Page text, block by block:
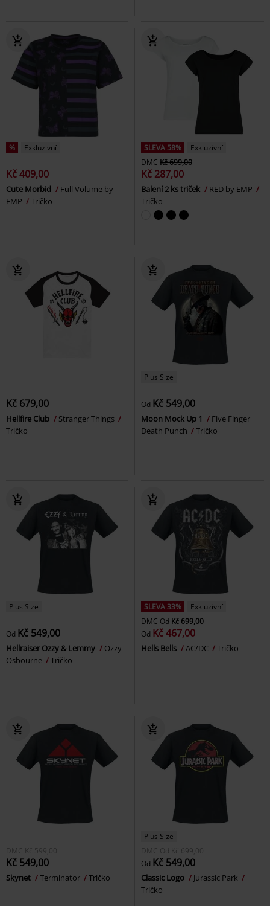
% Exkluzivní
Kč 409,00
Cute Morbid
Full Volume by
EMP
Tričko
SLEVA 58%
Exkluzivní
DMC Kč 699,00
Kč 287,00
Balení 2 ks triček
RED by EMP
Tričko
Kč 679,00
Hellfire Club
Stranger Things
Tričko
Plus Size
Od Kč 549,00
Moon Mock Up 1
Five Finger
Death Punch
Tričko
Plus Size
Od Kč 549,00
Hellraiser Ozzy & Lemmy
Ozzy
Osbourne
Tričko
SLEVA 33%
Exkluzivní
DMC Od Kč 699,00
Od Kč 467,00
Hells Bells AC/DC Tričko
DMC Kč 599,00
Kč 549,00
Skynet Terminator Tričko
Plus Size
DMC Od Kč 699,00
Od Kč 549,00
Classic Logo
Jurassic Park
Tričko